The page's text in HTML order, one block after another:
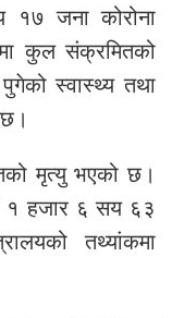
१७ जना कोरोना
कुल संक्रमितको
स्वास्थ्य तथा
मृत्यु भएको छ।
१ हजार ६ सय ६३
तथ्यांकमा